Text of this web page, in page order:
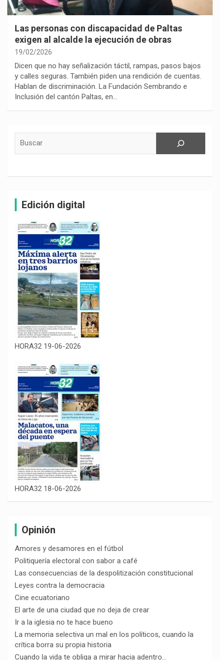
Las personas con discapacidad de Paltas
exigen al alcalde la ejecución de obras
19/02/2026
Dicen que no hay señalización táctil, rampas, pasos bajos
y calles seguras. También piden una rendición de cuentas.
Hablan de discriminación. La Fundación Sembrando e
Inclusión del cantón Paltas, en…
Edición digital
HORA32 19-06-2026
HORA32 18-06-2026
Opinión
Amores y desamores en el fútbol
Politiquería electoral con sabor a café
Las consecuencias de la despolitización constitucional
Leyes contra la democracia
Cine ecuatoriano
El arte de una ciudad que no deja de crear
Ir a la iglesia no te hace bueno
La memoria selectiva un mal en los políticos, cuando la
crítica borra su propia historia
Cuando la vida te obliga a mirar hacia adentro…